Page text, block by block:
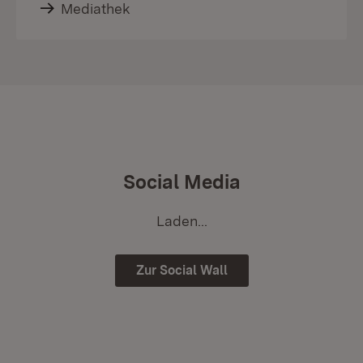
Mediathek
Social Media
Laden...
Zur Social Wall